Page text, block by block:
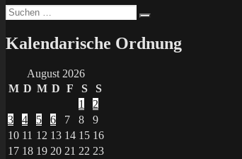
Suchen
nach:
Kalendarische Ordnung
August 2026
M D M D F S
S
1
2
3
4 5 6 7 8
9
10 11 12 13 14 15 16
17 18 19 20 21 22 23